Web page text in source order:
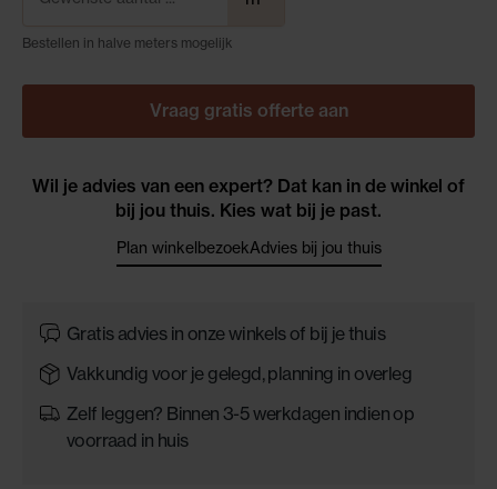
Bestellen in halve meters mogelijk
Vraag gratis offerte aan
Wil je advies van een expert? Dat kan in de winkel of
bij jou thuis. Kies wat bij je past.
Plan winkelbezoekAdvies bij jou thuis
Gratis advies in onze winkels of bij je thuis
Vakkundig voor je gelegd, planning in overleg
Zelf leggen? Binnen 3-5 werkdagen indien op
voorraad in huis